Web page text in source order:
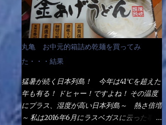
～ でもコレって食べきるまで湯に浸かって
いるわけで、最初と最後では麺の固さという
かコシが違う！ だったら湯なんか要らない
じゃん！ 茹で上げ直後の麺だけいいよ！と
なるでしょう。 事前にググって調べたら、
やっぱり＜湯無し＞注文は、裏注文方法とし
てあるらしい。 それと店員によっては、理
解出来ない者も居るらしい云う事。 そこで
ランチ混雑前に、行くのが店への配慮でもあ
る。 11:20 店内に入り・・・『釜揚げうど
丸亀 お中元的箱詰め乾麺を買ってみ
た・・・結果
猛暑が続く日本列島！ 今年は41℃を超えた
年も有る！ ドヒャー！ですよね！ その温度
にプラス、湿度が高い日本列島～ 熱さ倍増
～ 私は2016年6月にラスベガスに云った事が